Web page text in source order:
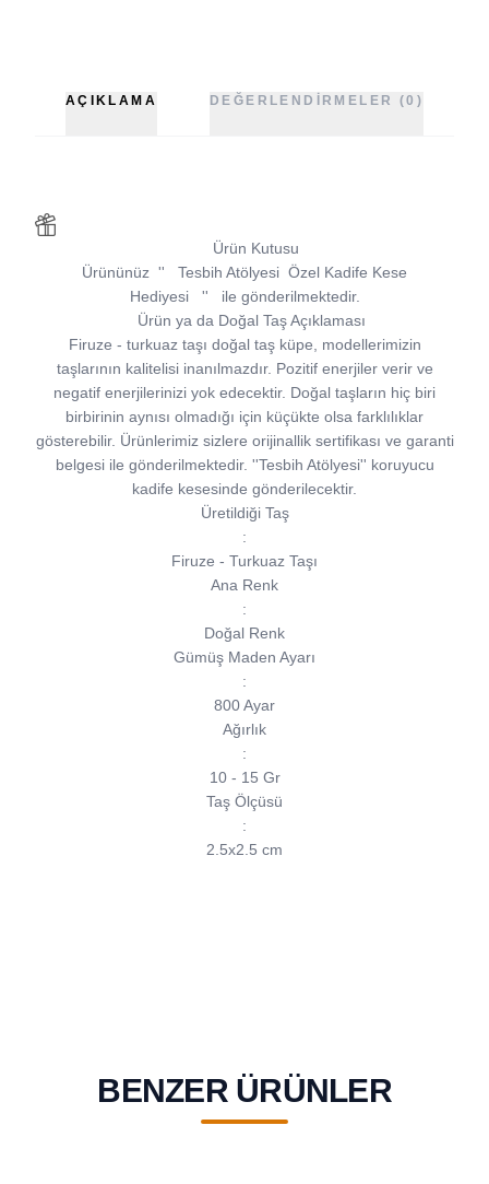
AÇIKLAMA DEĞERLENDIRMELER (0)
Ürün Kutusu
Ürününüz '' Tesbih Atölyesi Özel Kadife Kese
Hediyesi
''
ile gönderilmektedir.
Ürün ya da Doğal Taş Açıklaması
Firuze - turkuaz taşı doğal taş küpe, modellerimizin
taşlarının kalitelisi inanılmazdır. Pozitif enerjiler verir ve
negatif enerjilerinizi yok edecektir. Doğal taşların hiç biri
birbirinin aynısı olmadığı için küçükte olsa farklılıklar
gösterebilir. Ürünlerimiz sizlere orijinallik sertifikası ve garanti
belgesi ile gönderilmektedir. ''Tesbih Atölyesi'' koruyucu
kadife kesesinde gönderilecektir.
Üretildiği Taş
:
Firuze - Turkuaz Taşı
Ana Renk
:
Doğal Renk
Gümüş Maden Ayarı
:
800 Ayar
Ağırlık
:
10 - 15 Gr
Taş Ölçüsü
:
2.5x2.5 cm
BENZER ÜRÜNLER